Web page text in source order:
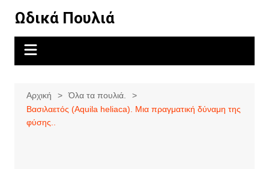
περιεχόμενο
Ωδικά Πουλιά
Αρχική
Όλα τα πουλιά.
Βασιλαετός (Aquila heliaca). Μια πραγματική δύναμη της
φύσης..